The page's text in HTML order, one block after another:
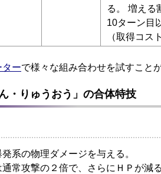
る。 増える
10ターン目
（取得コス
ターで様々な組み合わせを試すこと
・りゅうおう」の合体特技
系の物理ダメージを与える。
常攻撃の２倍で、さらにＨＰが減